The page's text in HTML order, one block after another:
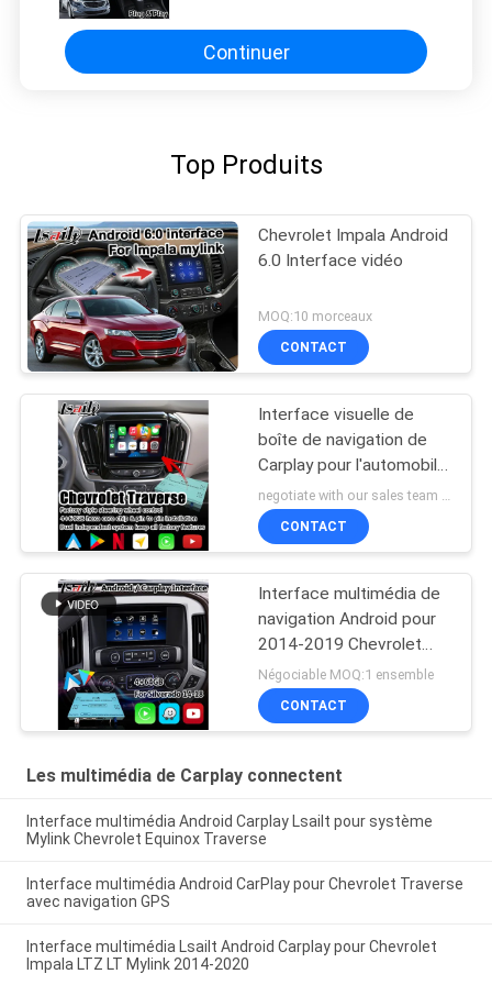
Continuer
Top Produits
Chevrolet Impala Android
6.0 Interface vidéo
MOQ:10 morceaux
CONTACT
Interface visuelle de
boîte de navigation de
Carplay pour l'automobile
androïde de traversée de
Chevrolet
CONTACT
Interface multimédia de
navigation Android pour
2014-2019 Chevrolet
Silverado 1500 2500
3500 Système Mylink
Négociable MOQ:1 ensemble
CONTACT
Les multimédia de Carplay connectent
Interface multimédia Android Carplay Lsailt pour système
Mylink Chevrolet Equinox Traverse
Interface multimédia Android CarPlay pour Chevrolet Traverse
avec navigation GPS
Interface multimédia Lsailt Android Carplay pour Chevrolet
Impala LTZ LT Mylink 2014-2020